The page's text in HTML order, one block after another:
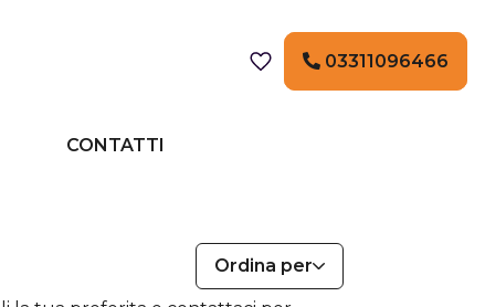
03311096466
CONTATTI
Ordina per